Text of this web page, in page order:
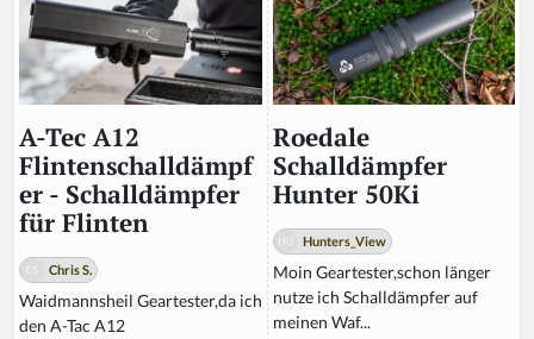
A-Tec A12
Flintenschalldämpf
er - Schalldämpfer
für Flinten
Chris S.
Waidmannsheil Geartester,da ich
den A-Tac A12
Roedale
Schalldämpfer
Hunter 50Ki
Hunters_View
Moin Geartester,schon länger
nutze ich Schalldämpfer auf
meinen Waf...